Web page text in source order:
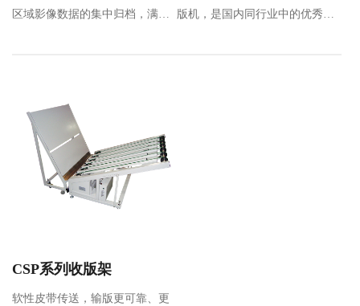
区域影像数据的集中归档，满足
版机，是国内同行业中的优秀品
CSP系列收版架
软性皮带传送，输版更可靠、更